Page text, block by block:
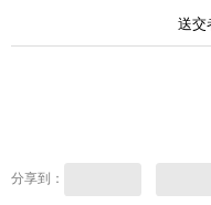
送交
分享到：